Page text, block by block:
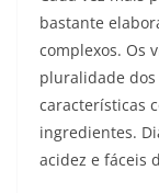
bastante
complexos. Os
pluralidade
características
ingredientes.
acidez e fáceis